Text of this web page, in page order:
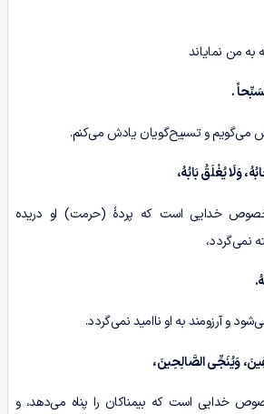
من نمایاند
.
می‌گویم و تسبیح‌گویان یادش می‌کنم.
وَلَا یُغْلَقُ بَابُهُ،
خدایی است که پردۀ (حرمت) او دریده
نمی‌گردد،
و آرزومند به او ناامید نمی‌گردد.
وَیُنَجِّی الصَّالِحِینَ،
خدایی است که بیمناکان را پناه می‌دهد، و